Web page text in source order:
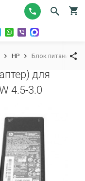
HP Блок питания
для
4.5-3.0